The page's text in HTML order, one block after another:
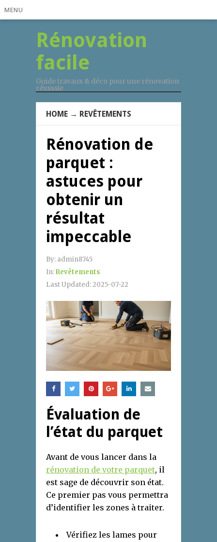
MENU
Rénovation
facile
Guide travaux & déco pour une rénovation
réusssie
HOME → REVÊTEMENTS
Rénovation de
parquet :
astuces pour
obtenir un
résultat
impeccable
By: admin8745
In:Revêtements
Last Updated:2025-07-22
Évaluation de
l’état du parquet
Avant de vous lancer dans la
rénovation de votre parquet, il
est sage de découvrir son état.
Ce premier pas vous permettra
d’identifier les zones à traiter.
Vérifiez les lames pour